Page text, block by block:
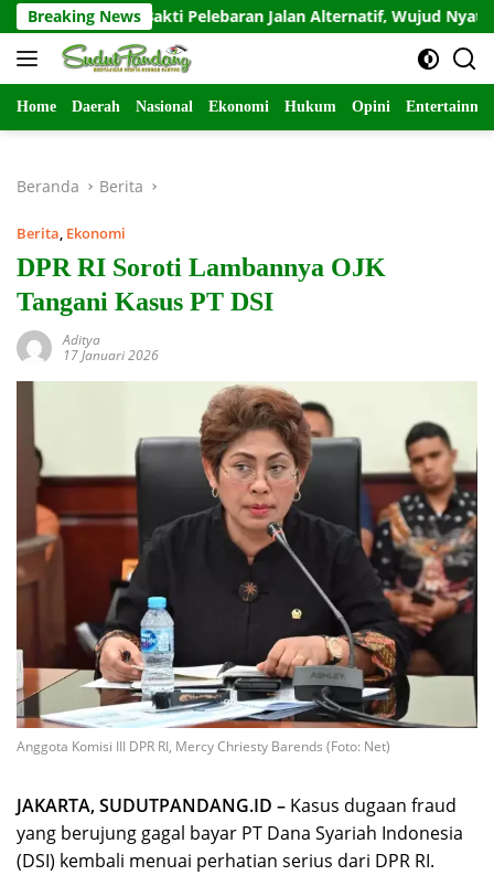
Langsung
ke
konten
Breaking News
Bakti Pelebaran Jalan Alternatif, Wujud Nyata
Home Daerah Nasional Ekonomi Hukum Opini
Beranda Berita
Berita, Ekonomi
DPR RI Soroti Lambannya OJK
Tangani Kasus PT DSI
Aditya
17 Januari 2026
Anggota Komisi III DPR RI, Mercy Chriesty Barends (Foto: Net)
JAKARTA, SUDUTPANDANG.ID – Kasus dugaan fraud
yang berujung gagal bayar PT Dana Syariah Indonesia
(DSI) kembali menuai perhatian serius dari DPR RI.